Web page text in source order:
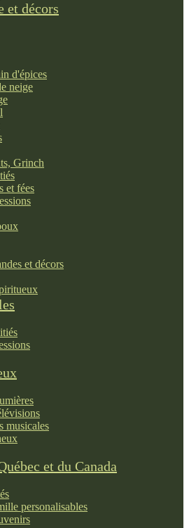
et décors
d'épices
neige
Grinch
et fées
et décors
musicales
et du Canada
personalisables